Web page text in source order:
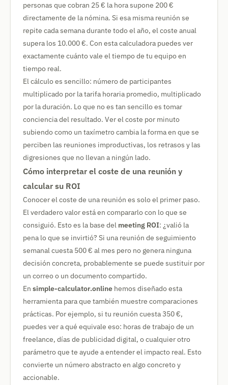
personas que cobran 25 € la hora supone 200 €
directamente de la nómina. Si esa misma reunión se
repite cada semana durante todo el año, el coste anual
supera los 10.000 €. Con esta calculadora puedes ver
exactamente cuánto vale el tiempo de tu equipo en
tiempo real.
El cálculo es sencillo: número de participantes
multiplicado por la tarifa horaria promedio, multiplicado
por la duración. Lo que no es tan sencillo es tomar
conciencia del resultado. Ver el coste por minuto
subiendo como un taxímetro cambia la forma en que se
perciben las reuniones improductivas, los retrasos y las
digresiones que no llevan a ningún lado.
Cómo interpretar el coste de una reunión y
calcular su ROI
Conocer el coste de una reunión es solo el primer paso.
El verdadero valor está en compararlo con lo que se
consiguió. Esto es la base del meeting ROI: ¿valió la
pena lo que se invirtió? Si una reunión de seguimiento
semanal cuesta 500 € al mes pero no genera ninguna
decisión concreta, probablemente se puede sustituir por
un correo o un documento compartido.
En simple-calculator.online hemos diseñado esta
herramienta para que también muestre comparaciones
prácticas. Por ejemplo, si tu reunión cuesta 350 €,
puedes ver a qué equivale eso: horas de trabajo de un
freelance, días de publicidad digital, o cualquier otro
parámetro que te ayude a entender el impacto real. Esto
convierte un número abstracto en algo concreto y
accionable.